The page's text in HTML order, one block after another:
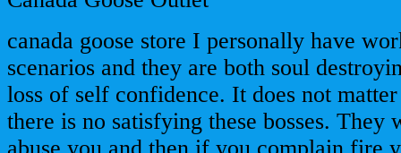
canada goose store I personally have
scenarios and they are both soul
loss of self confidence. It does not
there is no satisfying these bosses. They